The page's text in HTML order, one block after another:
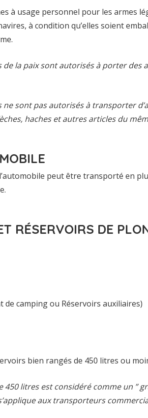
à usage personnel pour les armes
à condition qu’elles soient
la paix sont autorisés à porter des
ne sont pas autorisés à transporter
haches et autres articles du
peut être transporté en
RÉSERVOIRS DE
de camping ou Réservoirs auxiliaires)
bien rangés de 450 litres ou
litres est considéré comme un ”
aux transporteurs